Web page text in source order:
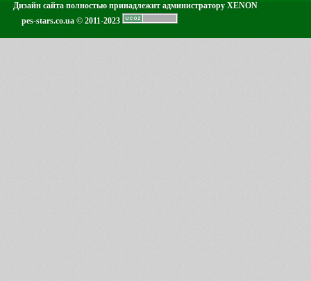
Дизайн сайта полностью принадлежит администратору XENON
pes-stars.co.ua © 2011-2023